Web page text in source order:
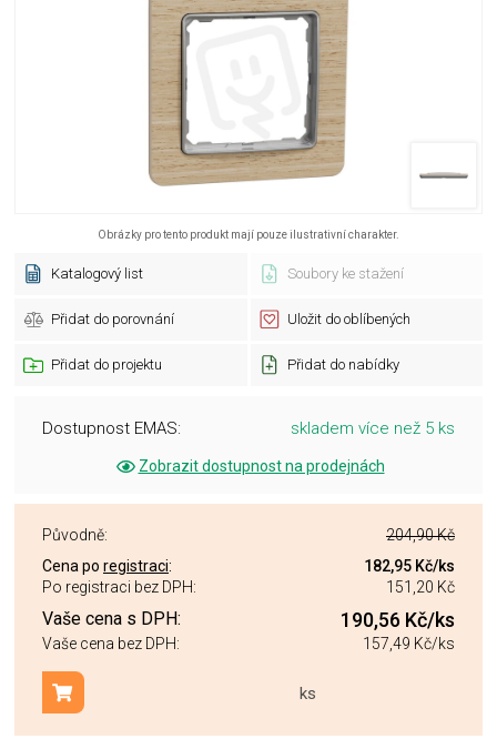
Obrázky pro tento produkt mají pouze ilustrativní charakter.
Katalogový list Soubory ke stažení
Přidat do porovnání Uložit do oblíbených
Přidat do projektu Přidat do nabídky
Dostupnost EMAS: skladem více než 5 ks
Zobrazit dostupnost na prodejnách
Původně:
204,90 Kč
Cena po registraci: 182,95 Kč/ks
Po registraci bez DPH:
151,20 Kč
Vaše cena s DPH: 190,56 Kč/ks
Vaše cena bez DPH: 157,49 Kč/ks
ks
Přidat do košíku